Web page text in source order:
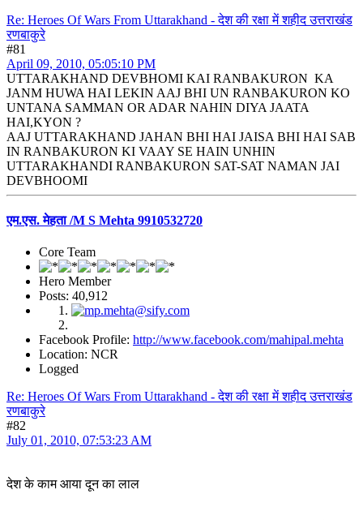
Re: Heroes Of Wars From Uttarakhand - देश की रक्षा में शहीद उत्तराखंड
रणबाकुरे
#81
April 09, 2010, 05:05:10 PM
UTTARAKHAND DEVBHOMI KAI RANBAKURON KA
JANM HUWA HAI LEKIN AAJ BHI UN RANBAKURON KO
UNTANA SAMMAN OR ADAR NAHIN DIYA JAATA
HAI,KYON ?
AAJ UTTARAKHAND JAHAN BHI HAI JAISA BHI HAI SAB
IN RANBAKURON KI VAAY SE HAIN UNHIN
UTTARAKHANDI RANBAKURON SAT-SAT NAMAN JAI
DEVBHOOMI
एम.एस. मेहता /M S Mehta 9910532720
Core Team
Hero Member
Posts: 40,912
Facebook Profile: http://www.facebook.com/mahipal.mehta
Location: NCR
Logged
Re: Heroes Of Wars From Uttarakhand - देश की रक्षा में शहीद उत्तराखंड
रणबाकुरे
#82
July 01, 2010, 07:53:23 AM
देश के काम आया दून का लाल